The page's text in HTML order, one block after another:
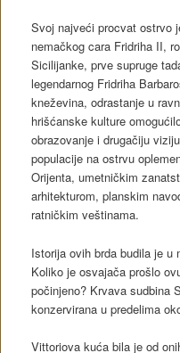
Svoj najveći procvat ostrvo
nemačkog cara Fridriha II,
Sicilijanke, prve supruge
legendarnog Fridriha
kneževina, odrastanje u
hrišćanske kulture
obrazovanje i drugačiju
populacije na ostrvu
Orijenta, umetničkim
arhitekturom, planskim
ratničkim veštinama.
Istorija ovih brda budila je u
Koliko je osvajača prošlo
počinjeno? Krvava sudbina
konzervirana u predelima
Vittoriova kuća bila je od